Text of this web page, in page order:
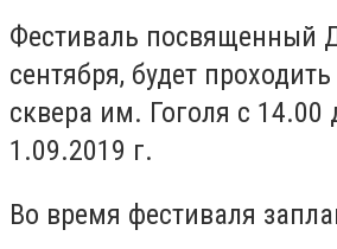
Фестиваль посвященный
сентября, будет
сквера им. Гоголя с 14.00
1.09.2019 г.
Во время фестиваля